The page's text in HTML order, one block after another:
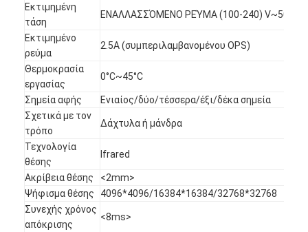
Όλες οι περιπτώσεις
Blog
Μιλήστε τώρα.
Iboard διαλογικό Whiteboard
στο διαλογικό whiteboard
υπέρυθρο διαλογικό whiteboard
Διαλογική επίπεδη οθόνη
Εκτιμημένη
τάση
ΕΝΑΛΛΑΣΣΌΜΕΝΟ ΡΕΎΜΑ (100-240) V~50/
Εκτιμημένο
ρεύμα
2.5A (συμπεριλαμβανομένου OPS)
Θερμοκρασία
εργασίας
0°C~45°C
Σημεία αφής
Ενιαίος/δύο/τέσσερα/έξι/δέκα σημεία
Σχετικά με τον
τρόπο
Δάχτυλα ή μάνδρα
Τεχνολογία
θέσης
Ifrared
Ακρίβεια θέσης
<2mm>
Ψήφισμα θέσης
4096*4096/16384*16384/32768*32768
Συνεχής χρόνος
απόκρισης
<8ms>